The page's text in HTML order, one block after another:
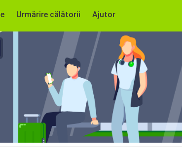
Urmărire călătorii Ajutor